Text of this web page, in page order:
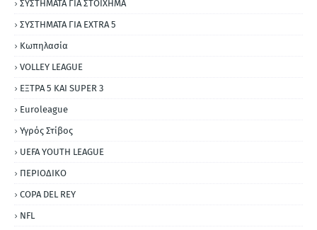
ΣΥΣΤΗΜΑΤΑ ΓΙΑ ΣΤΟΙΧΗΜΑ
ΣΥΣΤΗΜΑΤΑ ΓΙΑ ΕΧΤRΑ 5
Κωπηλασία
VOLLEY LEAGUE
ΕΞΤΡΑ 5 ΚΑΙ SUPER 3
Εuroleague
Υγρός Στίβος
UEFA YOUTH LEAGUE
ΠΕΡΙΟΔΙΚΟ
COPA DEL REY
NFL